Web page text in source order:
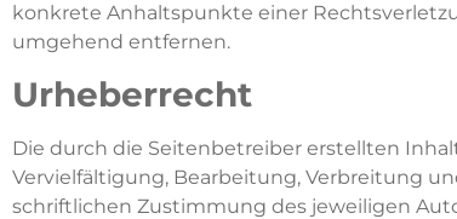
konkrete Anhaltspunkte einer
umgehend entfernen.
Urheberrecht
Die durch die Seitenbetreiber erstellten
Vervielfältigung, Bearbeitung, Verbreitung
schriftlichen Zustimmung des jeweiligen